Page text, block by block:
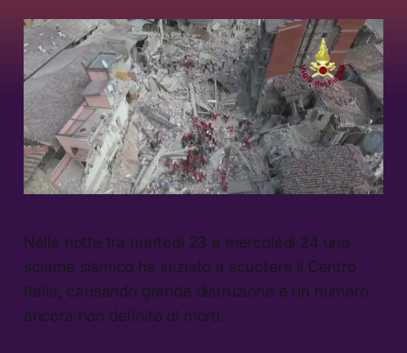
Nella notte tra martedì 23 e mercoledì 24 uno
sciame sismico ha iniziato a scuotere il Centro
Italia, causando grande distruzione e un numero
ancora non definito di morti.